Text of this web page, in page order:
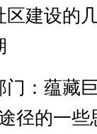
区建设的
门：蕴藏
的一些